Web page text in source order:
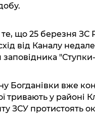
що 25 березня ЗС
від Каналу
Богданівки вже
тривають у районі
ЗСУ протистоять